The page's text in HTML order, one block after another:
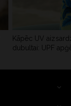
Kāpēc UV
dubultai: UPF